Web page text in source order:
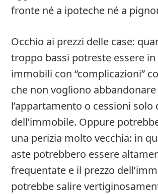
fronte né a ipoteche né a
Occhio ai prezzi delle case:
troppo bassi potreste essere in
immobili con “complicazioni”
che non vogliono abbandonare
l’appartamento o cessioni solo
dell’immobile. Oppure
una perizia molto vecchia: in
aste potrebbero essere
frequentate e il prezzo
potrebbe salire